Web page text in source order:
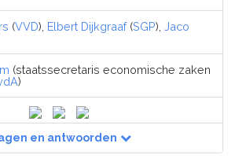
(VVD), Elbert Dijkgraaf(SGP), Jaco
(staatssecretaris economische zaken
)
en antwoorden